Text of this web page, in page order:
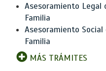
Asesoramiento Legal
Familia
Asesoramiento Social
Familia
MÁS TRÁMITES